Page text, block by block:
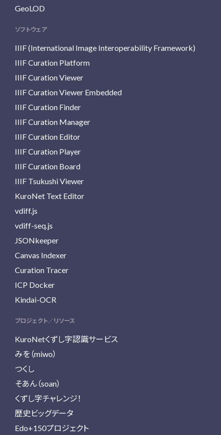
GeoLOD
ソフトウェア
IIIF (International Image Interoperability Framework)
IIIF Curation Platform
IIIF Curation Viewer
IIIF Curation Viewer Embedded
IIIF Curation Finder
IIIF Curation Manager
IIIF Curation Editor
IIIF Curation Player
IIIF Curation Board
IIIF Tsukushi Viewer
KuroNet Text Editor
vdiff.js
vdiff-seq.js
JSONkeeper
Canvas Indexer
Curation Tracer
ICP Docker
Kindai-OCR
プロジェクト／リソース
KuroNetくずし字認識サービス
みを（miwo）
つくし
そあん（soan）
くずし字チャレンジ！
歴史ビッグデータ
Edo+150プロジェクト